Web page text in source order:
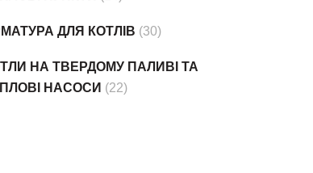
ДЛЯ КОТЛІВ (30)
НА ТВЕРДОМУ ПАЛИВІ ТА
НАСОСИ (22)